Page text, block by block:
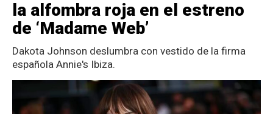
la alfombra roja en el estreno
de ‘Madame Web’
Dakota Johnson deslumbra con vestido de la firma
española Annie's Ibiza.